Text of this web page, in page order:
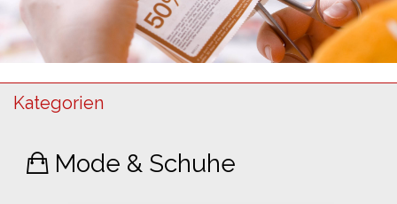
Kategorien
Mode & Schuhe